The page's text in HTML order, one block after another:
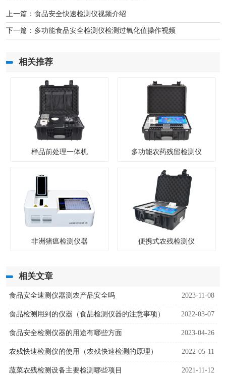
上一篇： 食品安全快速检测仪视频介绍
下一篇： 多功能食品安全检测仪检测过氧化值操作视频
相关推荐
样品前处理一体机 多功能农药残留检测仪
非洲猪瘟检测仪器 便携式农残检测仪
相关文章
食品安全速测仪器测农产品安全吗 2023-11-08
食品检测用到的仪器（食品检测仪器的注意事项） 2022-03-07
食品安全检测仪器的用途有哪些方面 2023-04-26
农残快速检测仪的使用（农残快速检测的原理） 2022-05-11
蔬菜农残检测设备主要检测哪些项目 2021-11-12